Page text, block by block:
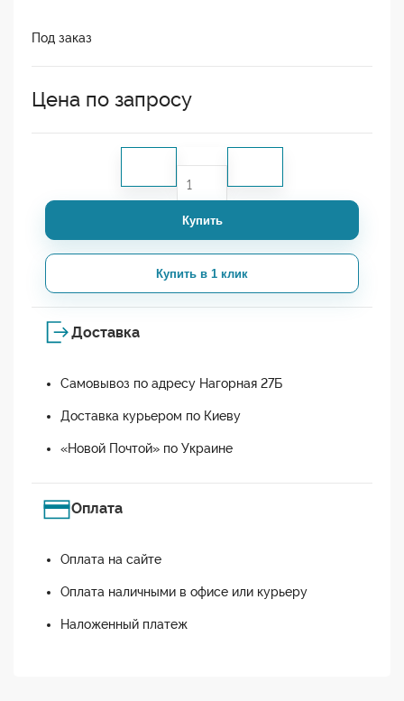
Под заказ
Цена по запросу
Купить
Купить в 1 клик
Доставка
Самовывоз по адресу Нагорная 27Б
Доставка курьером по Киеву
«Новой Почтой» по Украине
Оплата
Оплата на сайте
Оплата наличными в офисе или курьеру
Наложенный платеж